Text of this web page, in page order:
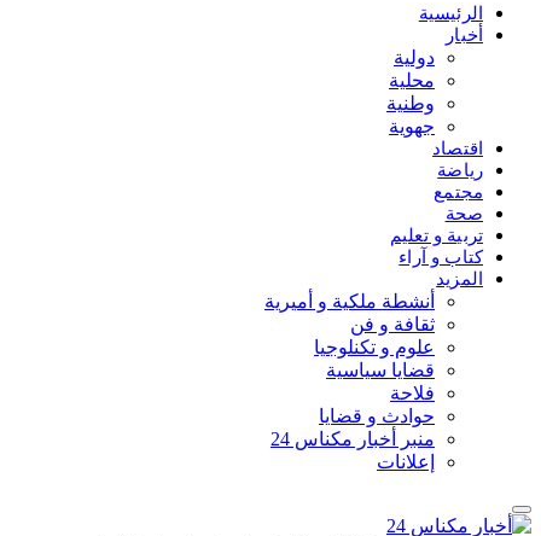
الرئيسية
أخبار
دولية
محلية
وطنية
جهوية
اقتصاد
رياضة
مجتمع
صحة
تربية و تعليم
كتاب و آراء
المزيد
أنشطة ملكية و أميرية
ثقافة و فن
علوم و تكنلوجيا
قضايا سياسية
فلاحة
حوادث و قضايا
منبر أخبار مكناس 24
إعلانات